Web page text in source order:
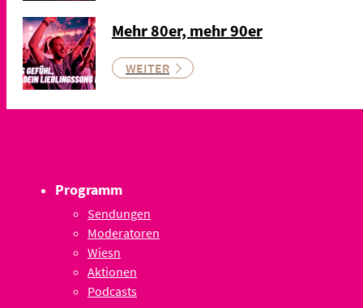
Mehr 80er, mehr 90er
WEITER
Programm
Sendungen
Moderatoren
Wiesn
Aktionen
Podcasts